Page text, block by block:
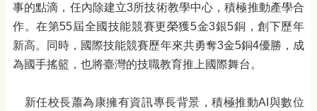
事的點滴，任內除建立3所技術教學中心，積極推動產學合
作。在第55屆全國技能競賽更榮獲5金3銀5銅，創下歷年
新高。同時，國際技能競賽歷年來共勇奪3金5銅4優勝，成
為國手搖籃，也將臺灣的技職教育推上國際舞台。
新任校長蕭為康擁有資訊專長背景，積極推動AI與數位